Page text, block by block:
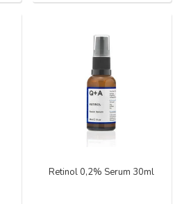
Retinol 0,2% Serum 30ml